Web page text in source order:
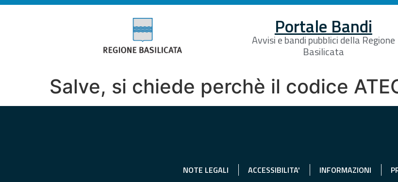
Portale Bandi
Avvisi e bandi pubblici della Regione
Basilicata
Salve, si chiede perchè il codice
NOTE LEGALI ACCESSIBILITA' INFORMAZIONI